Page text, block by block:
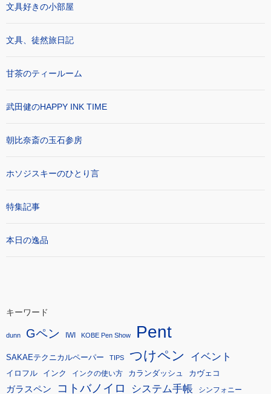
文具好きの小部屋
文具、徒然旅日記
甘茶のティールーム
武田健のHAPPY INK TIME
朝比奈斎の玉石参房
ホソジスキーのひとり言
特集記事
本日の逸品
キーワード
dunn Gペン IWI KOBE Pen Show Pent
SAKAEテクニカルペーパー TIPS つけペン イベント
イロフル インク インクの使い方 カランダッシュ カヴェコ
ガラスペン コトバノイロ システム手帳 シンフォニー